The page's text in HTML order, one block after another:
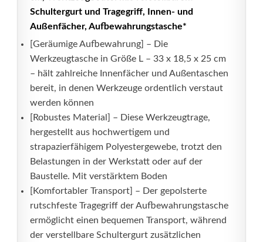
Schultergurt und Tragegriff, Innen- und
Außenfächer, Aufbewahrungstasche*
[Geräumige Aufbewahrung] – Die
Werkzeugtasche in Größe L – 33 x 18,5 x 25 cm
– hält zahlreiche Innenfächer und Außentaschen
bereit, in denen Werkzeuge ordentlich verstaut
werden können
[Robustes Material] – Diese Werkzeugtrage,
hergestellt aus hochwertigem und
strapazierfähigem Polyestergewebe, trotzt den
Belastungen in der Werkstatt oder auf der
Baustelle. Mit verstärktem Boden
[Komfortabler Transport] – Der gepolsterte
rutschfeste Tragegriff der Aufbewahrungstasche
ermöglicht einen bequemen Transport, während
der verstellbare Schultergurt zusätzlichen